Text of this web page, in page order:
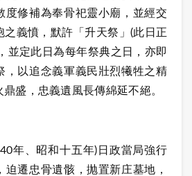
度修補為奉骨祀靈小廟，並經交
義憤，默許「升天祭」(此日正
並定此日為每年祭典之日，亦即
，以追念義軍義民壯烈犧牲之精
盛，忠義遺風長傳綿延不絕。
年、昭和十五年)日政當局強行
迫遷忠骨遺骸，抛置新庄墓地，